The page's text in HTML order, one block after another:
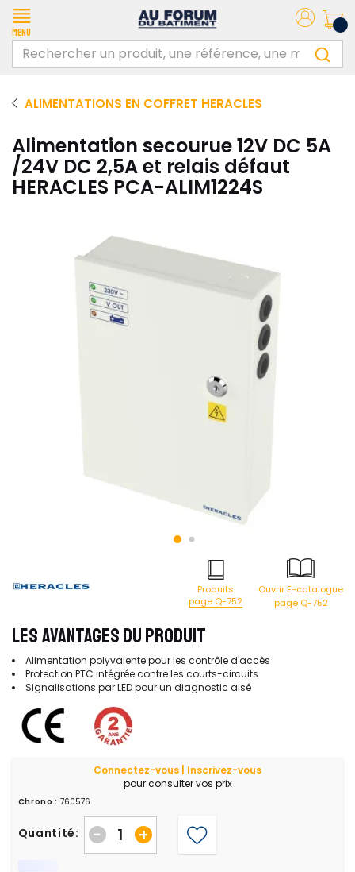
Menu
ALIMENTATIONS EN COFFRET HERACLES
Alimentation secourue 12V DC 5A
/24V DC 2,5A et relais défaut
HERACLES PCA-ALIM1224S
Produits
page Q-752
Ouvrir E-catalogue
page Q-752
LES AVANTAGES DU PRODUIT
Alimentation polyvalente pour les contrôle d'accès
Protection PTC intégrée contre les courts-circuits
Signalisations par LED pour un diagnostic aisé
Connectez-vous | Inscrivez-vous
pour consulter vos prix
Chrono : 760576
Quantité: +
-